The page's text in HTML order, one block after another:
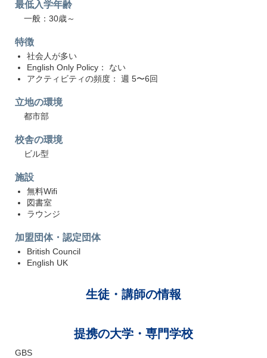
最低入学年齢
一般：30歳～
特徴
社会人が多い
English Only Policy： ない
アクティビティの頻度： 週 5〜6回
立地の環境
都市部
校舎の環境
ビル型
施設
無料Wifi
図書室
ラウンジ
加盟団体・認定団体
British Council
English UK
生徒・講師の情報
提携の大学・専門学校
GBS